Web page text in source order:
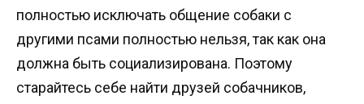
полностью исключать общение собаки с
другими псами полностью нельзя, так как она
должна быть социализирована. Поэтому
старайтесь себе найти друзей собачников,